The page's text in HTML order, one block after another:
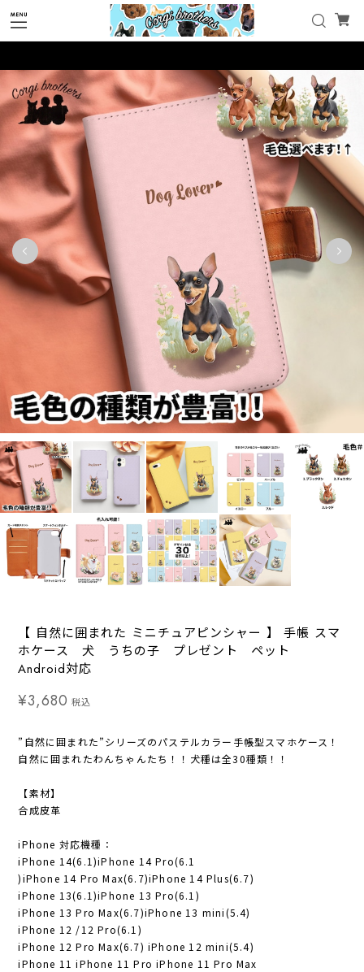
【 自然に囲まれた ミニチュアピンシャー 】 手帳 スマ
ホケース 犬 うちの子 プレゼント ペット
Android対応
¥3,680 税込
”自然に囲まれた”シリーズのパステルカラー手帳型スマホケース！
自然に囲まれたわんちゃんたち！！犬種は全30種類！！
【素材】
合成皮革
iPhone 対応機種：
iPhone 14(6.1)iPhone 14 Pro(6.1
)iPhone 14 Pro Max(6.7)iPhone 14 Plus(6.7)
iPhone 13(6.1)iPhone 13 Pro(6.1)
iPhone 13 Pro Max(6.7)iPhone 13 mini(5.4)
iPhone 12 /12 Pro(6.1)
iPhone 12 Pro Max(6.7) iPhone 12 mini(5.4)
iPhone 11 iPhone 11 Pro iPhone 11 Pro Max